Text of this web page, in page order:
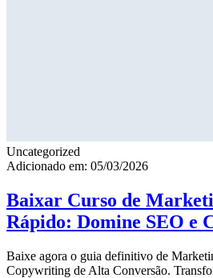
Uncategorized
Adicionado em: 05/03/2026
Baixar Curso de
Rápido: Domine SEO e
Baixe agora o guia definitivo de
Copywriting de Alta Conversão.